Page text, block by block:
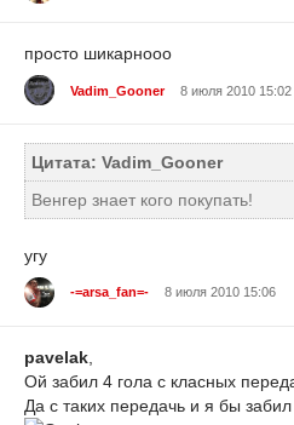
просто шикарнооо
Vadim_Gooner 8 июля 2010 15:02
Цитата: Vadim_Gooner
Венгер знает кого покупать!
угу
-=arsa_fan=- 8 июля 2010 15:06
pavelak
Ой забил 4 гола с класных
Да с таких передачь и я бы забил